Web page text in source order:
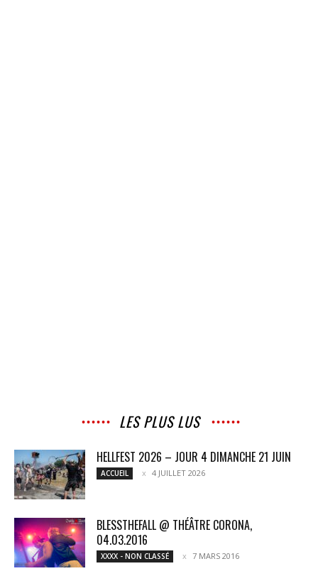
LES PLUS LUS
HELLFEST 2026 – JOUR 4 DIMANCHE 21 JUIN
ACCUEIL 4 JUILLET 2026
BLESSTHEFALL @ THÉÂTRE CORONA,
04.03.2016
XXXX - NON CLASSÉ 7 MARS 2016